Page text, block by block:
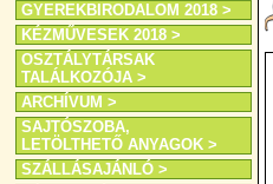
GYEREKBIRODALOM 2018 >
KÉZMŰVESEK 2018 >
OSZTÁLYTÁRSAK
TALÁLKOZÓJA >
ARCHÍVUM >
SAJTÓSZOBA,
LETÖLTHETŐ ANYAGOK >
SZÁLLÁSAJÁNLÓ >